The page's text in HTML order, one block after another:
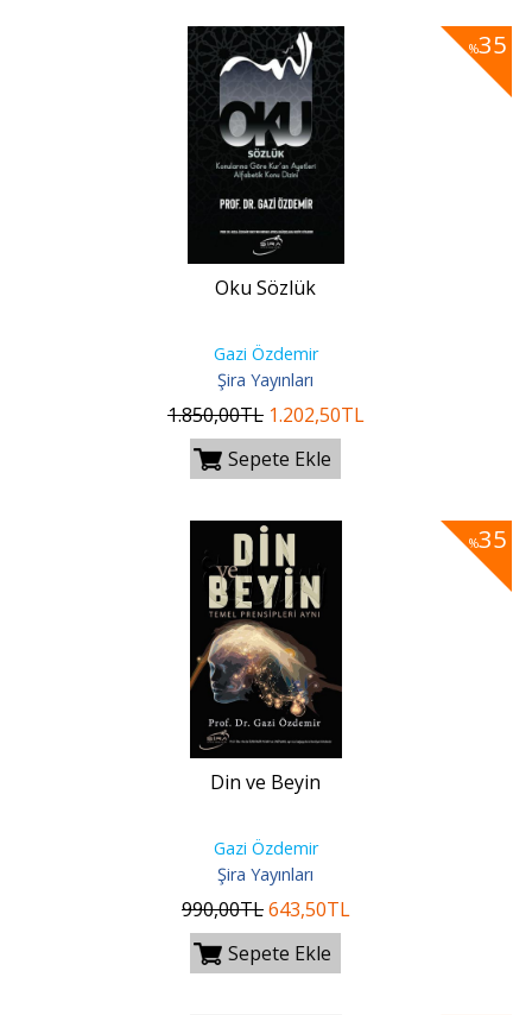
%35
Oku Sözlük
Gazi Özdemir
Şira Yayınları
1.850,00TL 1.202,50TL
Sepete Ekle
%35
Din ve Beyin
Gazi Özdemir
Şira Yayınları
990,00TL643,50TL
Sepete Ekle